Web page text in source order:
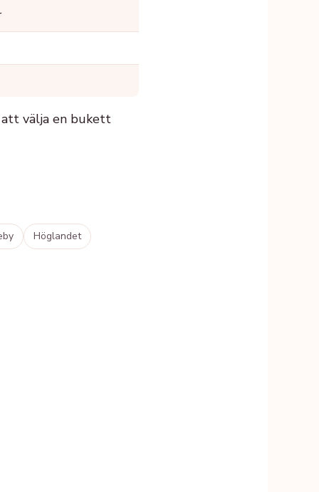
välja en bukett
Höglandet